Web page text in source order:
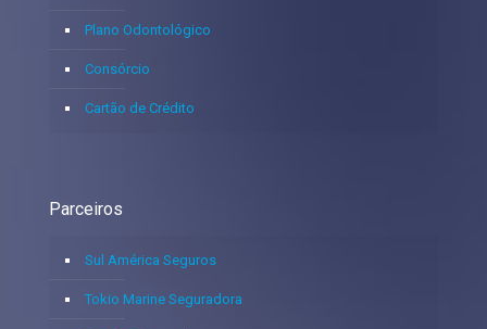
Plano Odontológico
Consórcio
Cartão de Crédito
Parceiros
Sul América Seguros
Tokio Marine Seguradora